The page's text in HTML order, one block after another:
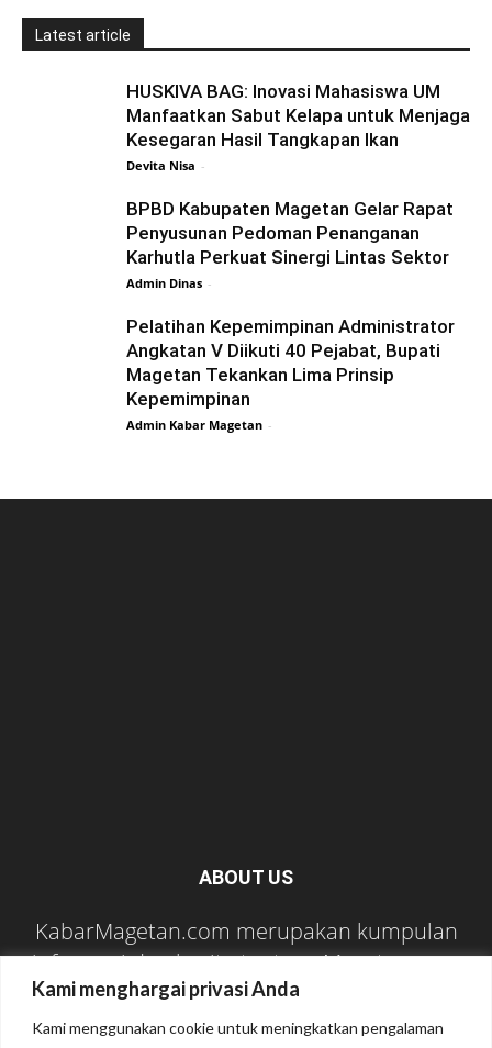
Kami menghargai privasi Anda
Kami menggunakan cookie untuk meningkatkan pengalaman
Latest article
HUSKIVA BAG: Inovasi Mahasiswa UM
Manfaatkan Sabut Kelapa untuk Menjaga
Kesegaran Hasil Tangkapan Ikan
Devita Nisa -
BPBD Kabupaten Magetan Gelar Rapat
Penyusunan Pedoman Penanganan
Karhutla Perkuat Sinergi Lintas Sektor
Admin Dinas -
Pelatihan Kepemimpinan Administrator
Angkatan V Diikuti 40 Pejabat, Bupati
Magetan Tekankan Lima Prinsip
Kepemimpinan
Admin Kabar Magetan -
ABOUT US
KabarMagetan.com merupakan kumpulan
informasi dan berita tentang Magetan yang
bersumber dari berbagai media online.